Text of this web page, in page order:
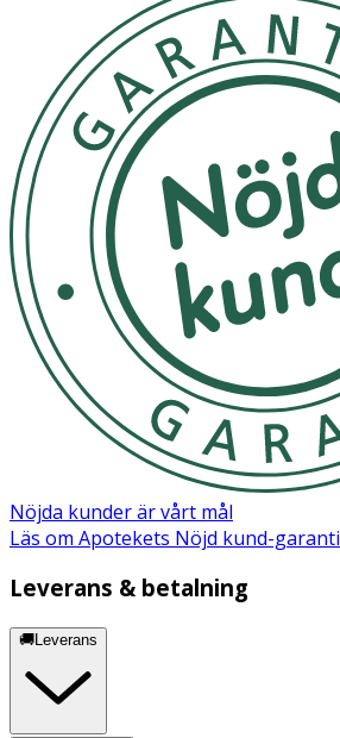
Nöjda kunder är vårt mål
Läs om Apotekets Nöjd kund-garanti
Leverans & betalning
🚚Leverans